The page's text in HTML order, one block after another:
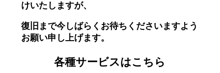
けいたしますが、
復旧まで今しばらくお待ちくださいますよう
お願い申し上げます。
各種サービスはこちら